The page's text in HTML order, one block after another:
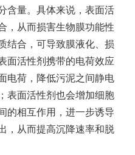
含量。具体来说，表面活
，从而损害生物膜功能性
结合，可导致膜液化、损
面活性剂携带的电荷效应
电荷，降低污泥之间静电
表面活性剂也会增加细胞
的相互作用，进一步诱导
，从而提高沉降速率和脱